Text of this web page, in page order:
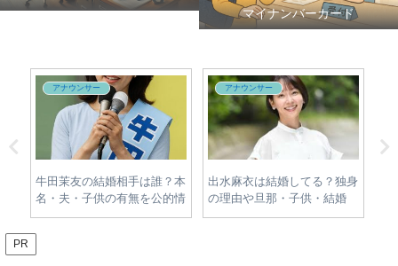
マイナンバーカード
アナウンサー
牛田茉友の結婚相手は誰？本
名・夫・子供の有無を公的情
報から調査
アナウンサー
出水麻衣は結婚してる？独身
の理由や旦那・子供・結婚
歴、Nスタ現在を調査
PR